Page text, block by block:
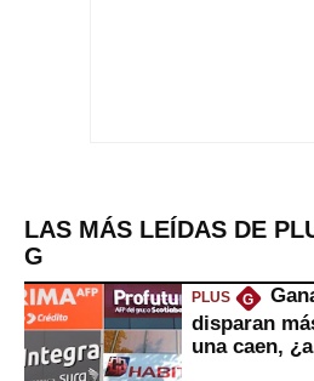
LAS MÁS LEÍDAS DE
G
PLUS G
disparan
una caen,